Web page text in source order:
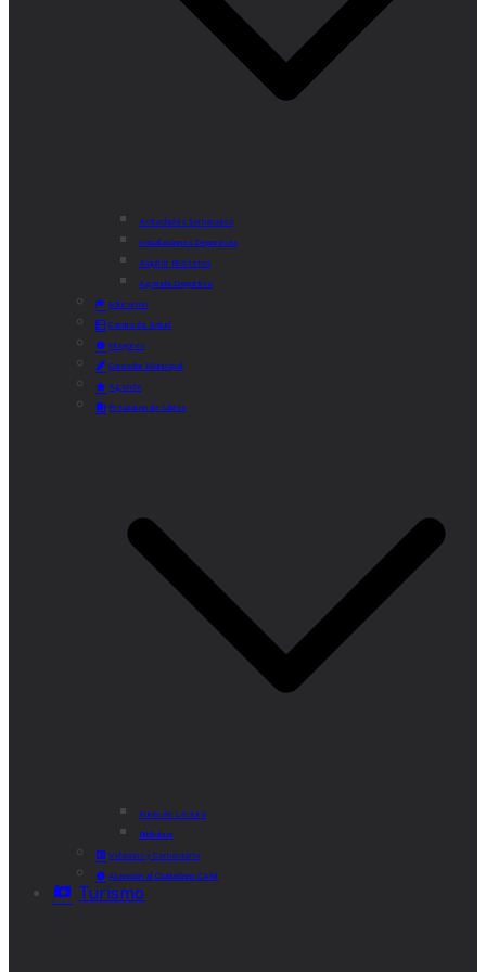
Actividades Semanales
Instalaciones Deportivas
Alquiler Bicicletas
Agenda Deportiva
Educación
Centro de Salud
Mayores
Comedor Municipal
Agenda
Préstamo de Libros
Punto de Lectura
Bibliobús
Velatorio y Cementerio
Atención al Ciudadano CAM
Turismo